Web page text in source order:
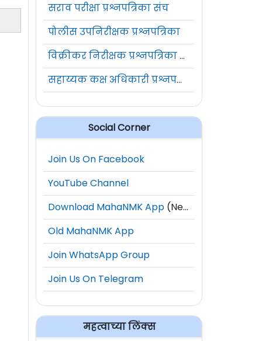
सराव परीक्षा प्रश्नपत्रिका संच
पोलीस उपनिरीक्षक प्रश्नपत्रिका
विक्रीकर निरीक्षक प्रश्नपत्रिका संच
सहाय्यक कक्ष अधिकारी प्रश्नपत्रिका संच
Social Corner
Join Us On Facebook
YouTube Channel
Download MahaNMK App (New)
Old MahaNMK App
Join WhatsApp Group
Join Us On Telegram
महत्वाच्या लिंक्स